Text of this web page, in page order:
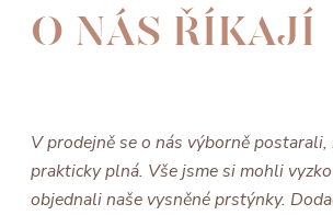
O NÁS ŘÍKAJÍ
V prodejně se o nás výborně
prakticky plná. Vše jsme si mohli
objednali naše vysněné prstýnky.